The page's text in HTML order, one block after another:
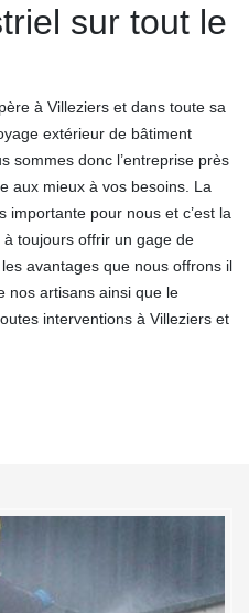
sur tout le
à Villeziers et dans toute sa
extérieur de bâtiment
sommes donc l’entreprise près
aux mieux à vos besoins. La
importante pour nous et c’est la
toujours offrir un gage de
avantages que nous offrons il
nos artisans ainsi que le
interventions à Villeziers et